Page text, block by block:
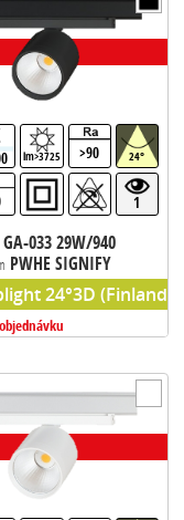
chip)
lm>3725 >90 24°
1
GA-033 29W/940
PWHE SIGNIFY
24°3D